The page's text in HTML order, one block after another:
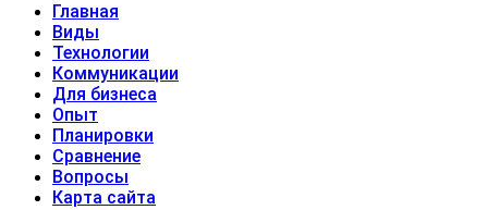
Главная
Виды
Технологии
Коммуникации
Для бизнеса
Опыт
Планировки
Сравнение
Вопросы
Карта сайта